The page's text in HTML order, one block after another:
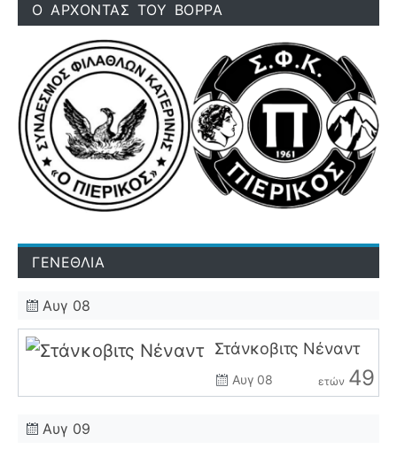
Ο ΑΡΧΟΝΤΑΣ ΤΟΥ ΒΟΡΡΑ
ΓΕΝΕΘΛΙΑ
Αυγ 08
Στάνκοβιτς Νέναντ
Αυγ 08 ετών 49
Αυγ 09